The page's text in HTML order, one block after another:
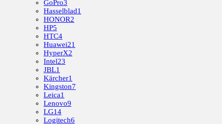
GoPro3
Hasselblad1
HONOR2
HP5
HTC4
Huawei21
HyperX2
Intel23
JBL1
Kärcher1
Kingston7
Leica1
Lenovo9
LG14
Logitech6